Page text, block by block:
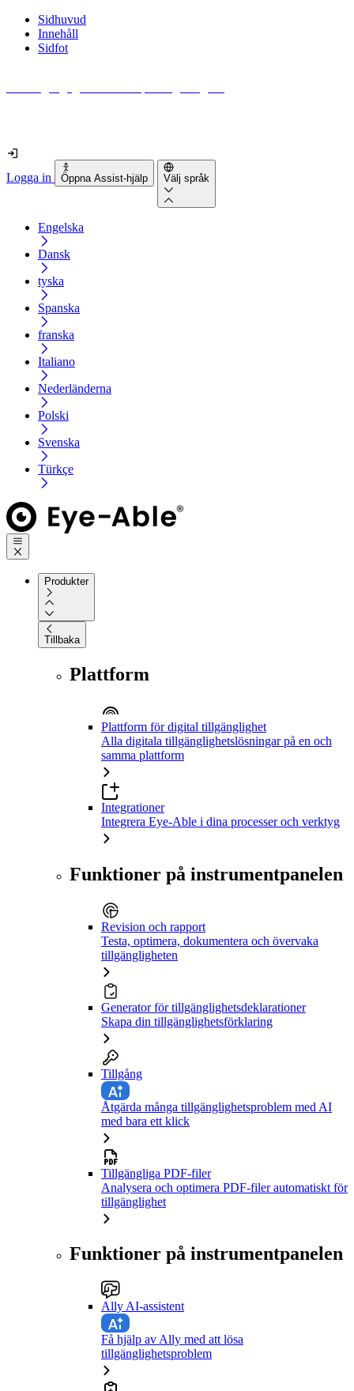
Sidhuvud
Innehåll
Sidfot
Logga in Öppna Assist-hjälp Välj språk
Engelska
Dansk
tyska
Spanska
franska
Italiano
Nederländerna
Polski
Svenska
Türkçe
Produkter
Tillbaka
Plattform
Plattform för digital tillgänglighet
Alla digitala tillgänglighetslösningar på en och
samma plattform
Integrationer
Integrera Eye-Able i dina processer och verktyg
Funktioner på instrumentpanelen
Revision och rapport
Testa, optimera, dokumentera och övervaka
tillgängligheten
Generator för tillgänglighetsdeklarationer
Skapa din tillgänglighetsförklaring
Tillgång
Åtgärda många tillgänglighetsproblem med AI
med bara ett klick
Tillgängliga PDF-filer
Analysera och optimera PDF-filer automatiskt för
tillgänglighet
Funktioner på instrumentpanelen
Ally AI-assistent
Få hjälp av Ally med att lösa
tillgänglighetsproblem